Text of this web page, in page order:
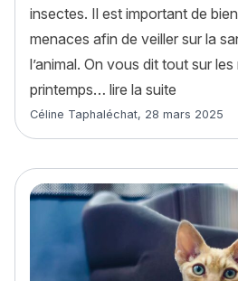
insectes. Il est important de
menaces afin de veiller sur la
l’animal. On vous dit tout sur
printemps… lire la suite
Article rédigé par
Céline Taphaléchat, 28 mars 2025